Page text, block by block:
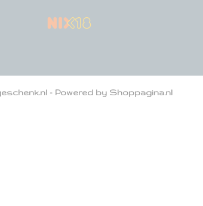
- Powered by Shoppagina.nl